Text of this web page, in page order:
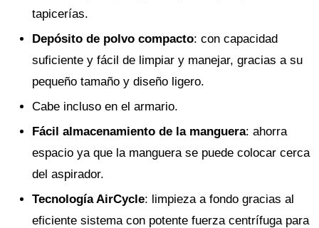
tapicerías.
Depósito de polvo compacto: con capacidad
suficiente y fácil de limpiar y manejar, gracias a su
pequeño tamaño y diseño ligero.
Cabe incluso en el armario.
Fácil almacenamiento de la manguera: ahorra
espacio ya que la manguera se puede colocar cerca
del aspirador.
Tecnología AirCycle: limpieza a fondo gracias al
eficiente sistema con potente fuerza centrífuga para